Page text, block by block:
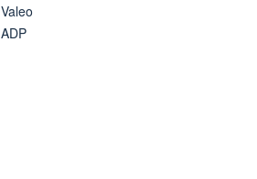
Valeo
ADP